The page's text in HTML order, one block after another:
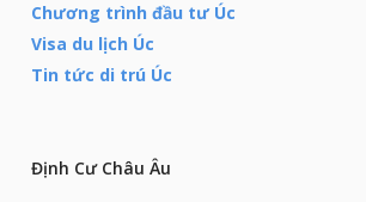
Chương trình đầu tư Úc
Visa du lịch Úc
Tin tức di trú Úc
Định Cư Châu Âu